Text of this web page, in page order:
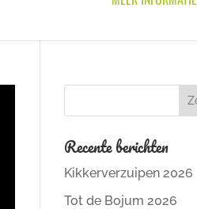
Recente berichten
Kikkerverzuipen 2026
Tot de Bojum 2026